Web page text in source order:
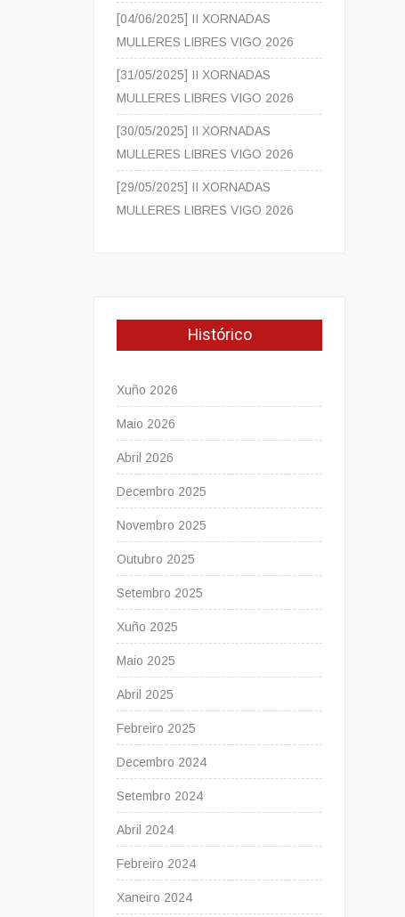
[04/06/2025] II XORNADAS
MULLERES LIBRES VIGO 2026
[31/05/2025] II XORNADAS
MULLERES LIBRES VIGO 2026
[30/05/2025] II XORNADAS
MULLERES LIBRES VIGO 2026
[29/05/2025] II XORNADAS
MULLERES LIBRES VIGO 2026
Histórico
Xuño 2026
Maio 2026
Abril 2026
Decembro 2025
Novembro 2025
Outubro 2025
Setembro 2025
Xuño 2025
Maio 2025
Abril 2025
Febreiro 2025
Decembro 2024
Setembro 2024
Abril 2024
Febreiro 2024
Xaneiro 2024